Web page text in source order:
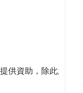
供資助，除此之外